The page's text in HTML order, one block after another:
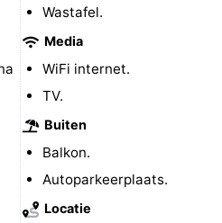
Wastafel.
Media
WiFi internet.
TV.
Buiten
Balkon.
Autoparkeerplaats.
Locatie